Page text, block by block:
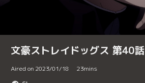
文豪ストレイドッグス 第40話
Aired on 2023/01/18 23mins